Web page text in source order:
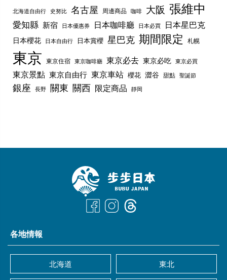
北海道自由行 史努比 名古屋 周邊商品 咖啡 大阪 張維中
愛知縣 新宿 日本優惠券 日本咖啡廳 日本必買 日本星巴克
日本櫻花 日本自由行 日本賞櫻 星巴克 期間限定 札幌
東京 東京住宿 東京咖啡廳 東京必去 東京必吃 東京必買
東京景點 東京自由行 東京車站 櫻花 澀谷 甜點 聖誕節
銀座 長野 關東 關西 限定商品 靜岡
各地情報
北海道 東北